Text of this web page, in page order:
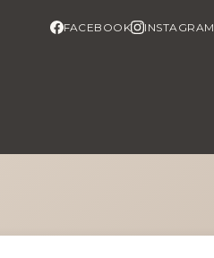
FACEBOOK INSTAGRAM